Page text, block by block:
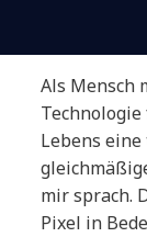
Als Mensch
Lebens
mir sprach.
Pixel in